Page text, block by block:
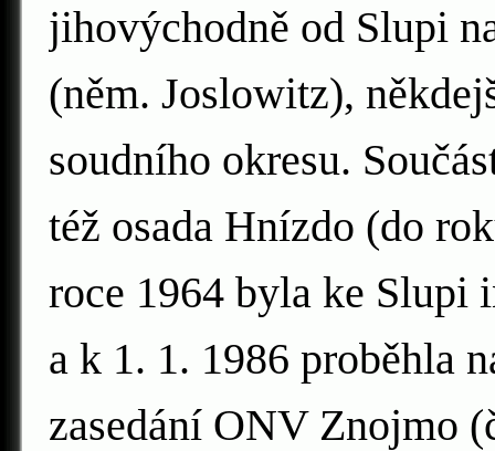
jihovýchodně od Slupi
(něm. Joslowitz),
soudního okresu.
též osada Hnízdo (do
roce 1964 byla ke Slupi
a k 1. 1. 1986 proběhla
zasedání ONV Znojmo